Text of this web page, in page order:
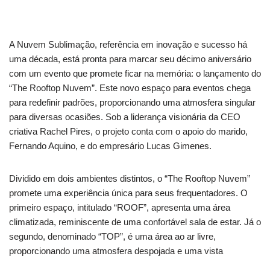
A Nuvem Sublimação, referência em inovação e sucesso há
uma década, está pronta para marcar seu décimo aniversário
com um evento que promete ficar na memória: o lançamento do
“The Rooftop Nuvem”. Este novo espaço para eventos chega
para redefinir padrões, proporcionando uma atmosfera singular
para diversas ocasiões. Sob a liderança visionária da CEO
criativa Rachel Pires, o projeto conta com o apoio do marido,
Fernando Aquino, e do empresário Lucas Gimenes.
Dividido em dois ambientes distintos, o “The Rooftop Nuvem”
promete uma experiência única para seus frequentadores. O
primeiro espaço, intitulado “ROOF”, apresenta uma área
climatizada, reminiscente de uma confortável sala de estar. Já o
segundo, denominado “TOP”, é uma área ao ar livre,
proporcionando uma atmosfera despojada e uma vista